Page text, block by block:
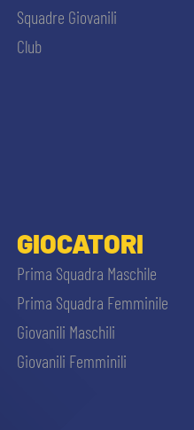
Squadre Giovanili
Club
GIOCATORI
Prima Squadra Maschile
Prima Squadra Femminile
Giovanili Maschili
Giovanili Femminili